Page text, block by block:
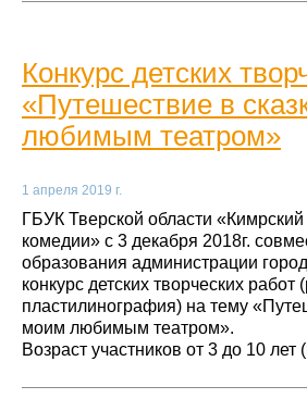
Конкурс детских
«Путешествие в
любимым театром»
1 апреля 2019 г.
ГБУК Тверской области
комедии» с 3 декабря 2018г.
образования администрации
конкурс детских творческих работ
пластилинография) на тему
моим любимым театром».
Возраст участников от 3 до 10 лет